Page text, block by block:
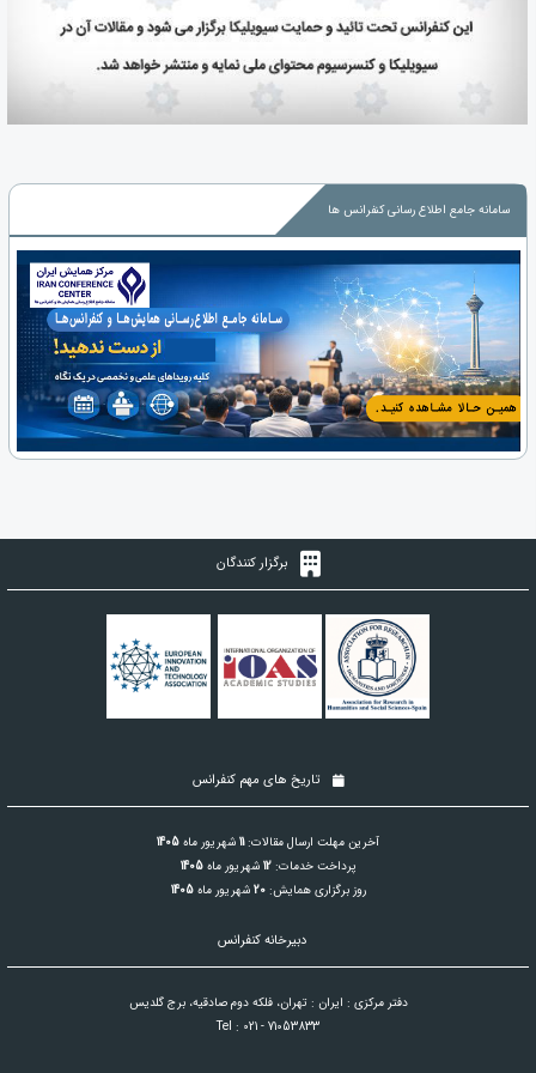
سامانه جامع اطلاع رسانی کنفرانس ها
برگزار کنندگان
تاریخ های مهم کنفرانس
آخرین مهلت ارسال مقالات:11 شهریور ماه 1405
پرداخت خدمات:12 شهریور ماه 1405
روز برگزاری همایش:20 شهریور ماه 1405
دبیرخانه کنفرانس
دفتر مرکزی : ایران : تهران، فلکه دوم صادقیه، برج گلدیس
Tel : 021 - 71053833